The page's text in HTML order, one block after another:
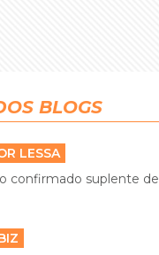
BLOGS
LESSA
confirmado suplente de